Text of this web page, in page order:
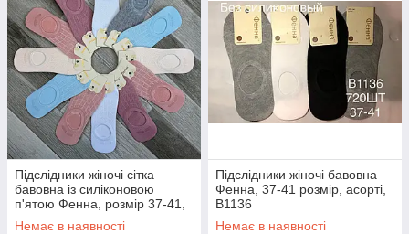
Підслідники жіночі сітка
бавовна із силіконовою
п'ятою Фенна, розмір 37-41,
асорті, 1134-15
Немає в наявності
Підслідники жіночі бавовна
Фенна, 37-41 розмір, асорті,
B1136
Немає в наявності